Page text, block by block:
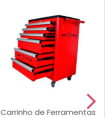
Carrinho de Ferramentas